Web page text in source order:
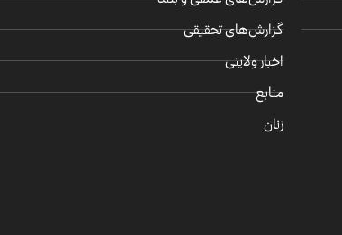
گزارش‌های تحقیقی
اخبار ولایتی
منابع
زنان